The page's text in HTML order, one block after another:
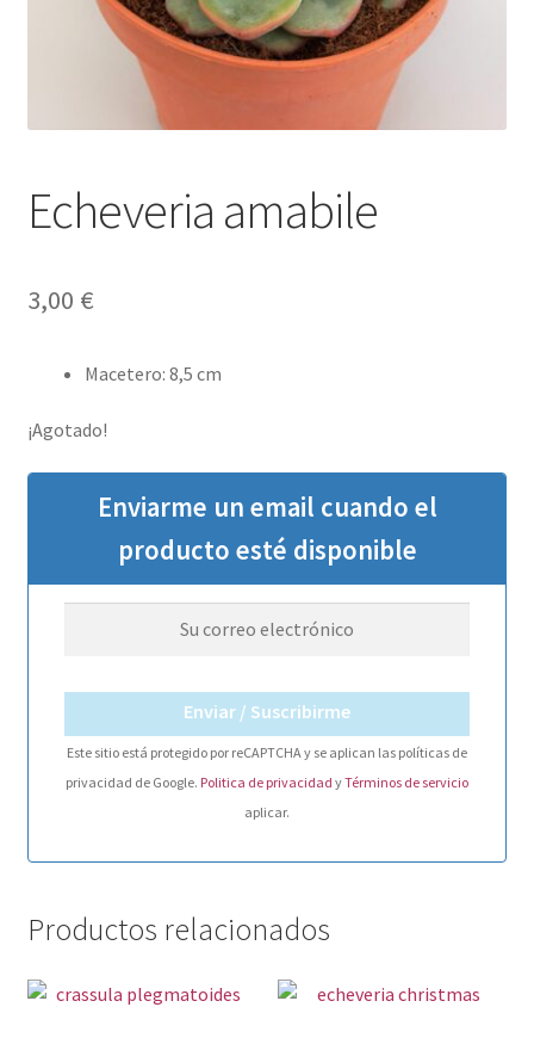
Echeveria amabile
3,00 €
Macetero: 8,5 cm
¡Agotado!
Enviarme un email cuando el
producto esté disponible
Enviar / Suscribirme
Este sitio está protegido por reCAPTCHA y se aplican las políticas de
privacidad de Google. Politica de privacidad yTérminos de servicio
aplicar.
Productos relacionados